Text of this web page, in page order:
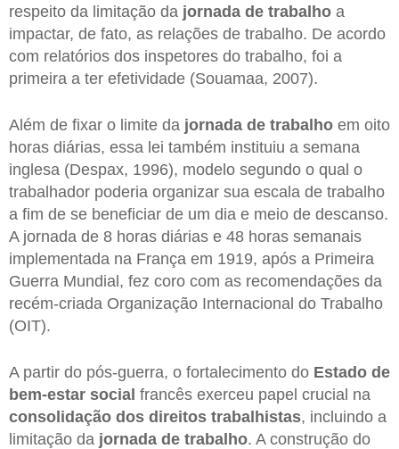
respeito da limitação da jornada de trabalho a
impactar, de fato, as relações de trabalho. De acordo
com relatórios dos inspetores do trabalho, foi a
primeira a ter efetividade (Souamaa, 2007).
Além de fixar o limite da jornada de trabalho em oito
horas diárias, essa lei também instituiu a semana
inglesa (Despax, 1996), modelo segundo o qual o
trabalhador poderia organizar sua escala de trabalho
a fim de se beneficiar de um dia e meio de descanso.
A jornada de 8 horas diárias e 48 horas semanais
implementada na França em 1919, após a Primeira
Guerra Mundial, fez coro com as recomendações da
recém-criada Organização Internacional do Trabalho
(OIT).
A partir do pós-guerra, o fortalecimento do Estado de
bem-estar social francês exerceu papel crucial na
consolidação dos direitos trabalhistas, incluindo a
limitação da jornada de trabalho. A construção do